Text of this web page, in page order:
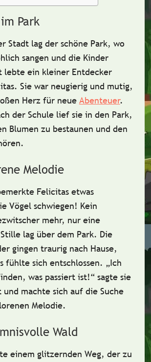
Park
Stadt lag der schöne Park, wo
sangen und die Kinder
lebte ein kleiner Entdecker
. Sie war neugierig und mutig,
Herz für neue Abenteuer.
der Schule lief sie in den Park,
Blumen zu bestaunen und den
Melodie
Felicitas etwas
Vögel schwiegen! Kein
mehr, nur eine
lag über dem Park. Die
gingen traurig nach Hause,
fühlte sich entschlossen. „Ich
was passiert ist!“sagte sie
und machte sich auf die Suche
Melodie.
Wald
einem glitzernden Weg, der zu